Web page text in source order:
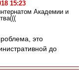
15:23
Академии и
это
до